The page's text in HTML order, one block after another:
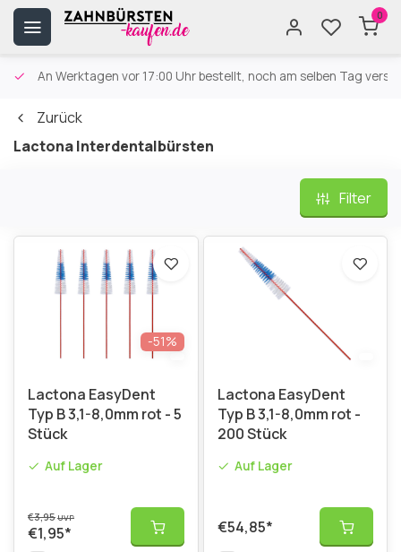
0
An Werktagen vor 17:00 Uhr bestellt, noch am selben Tag
Zurück
Lactona Interdentalbürsten
Filter
-51%
Lactona EasyDent
Typ B 3,1-8,0mm rot - 5
Stück
Auf Lager
€3,95UVP
€1,95*
Lactona EasyDent
Typ B 3,1-8,0mm rot -
200 Stück
Auf Lager
€54,85*